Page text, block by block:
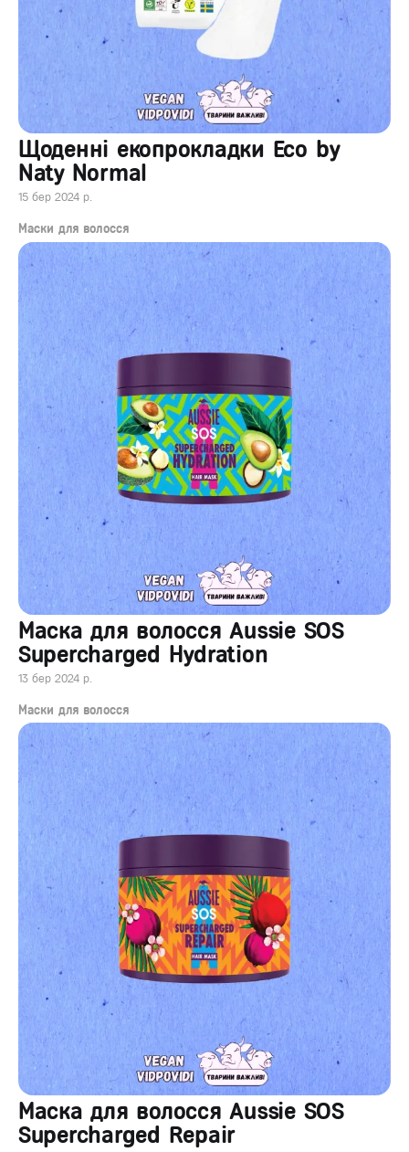
Щоденні екопрокладки Eco by
Naty Normal
15 бер 2024 р.
Маски для волосся
Маска для волосся Aussie SOS
Supercharged Hydration
13 бер 2024 р.
Маски для волосся
Маска для волосся Aussie SOS
Supercharged Repair